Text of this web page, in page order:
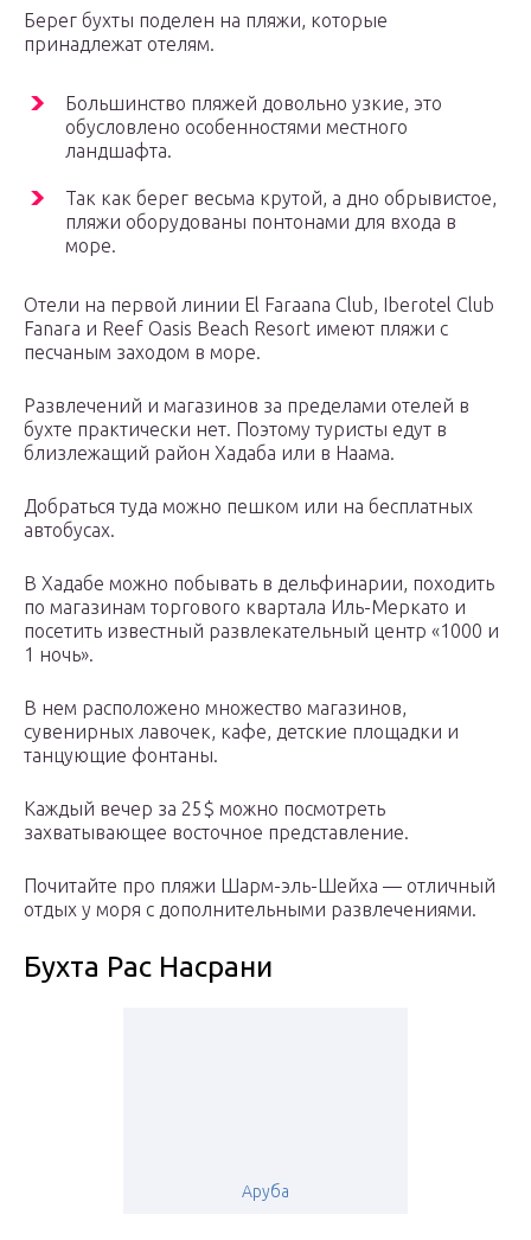
Берег бухты поделен на пляжи, которые
принадлежат отелям.
Большинство пляжей довольно узкие, это
обусловлено особенностями местного
ландшафта.
Так как берег весьма крутой, а дно обрывистое,
пляжи оборудованы понтонами для входа в
море.
Отели на первой линии El Faraana Club, Iberotel Club
Fanara и Reef Oasis Beach Resort имеют пляжи с
песчаным заходом в море.
Развлечений и магазинов за пределами отелей в
бухте практически нет. Поэтому туристы едут в
близлежащий район Хадаба или в Наама.
Добраться туда можно пешком или на бесплатных
автобусах.
В Хадабе можно побывать в дельфинарии, походить
по магазинам торгового квартала Иль-Меркато и
посетить известный развлекательный центр «1000 и
1 ночь».
В нем расположено множество магазинов,
сувенирных лавочек, кафе, детские площадки и
танцующие фонтаны.
Каждый вечер за 25$ можно посмотреть
захватывающее восточное представление.
Почитайте про пляжи Шарм-эль-Шейха — отличный
отдых у моря с дополнительными развлечениями.
Бухта Рас Насрани
Аруба